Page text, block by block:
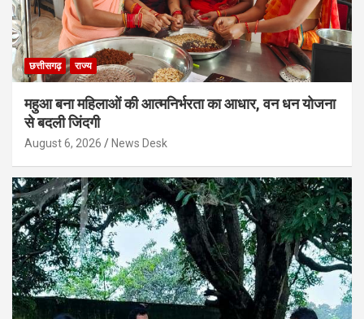
छत्तीसगढ़ राज्य
महुआ बना महिलाओं की आत्मनिर्भरता का आधार, वन धन योजना
से बदली जिंदगी
August 6, 2026 News Desk